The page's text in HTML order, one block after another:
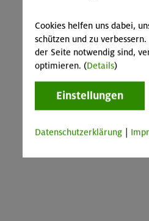
Cookies helfen uns dabei,
schützen und zu
der Seite notwendig sind,
optimieren. (Details)
Einstellungen
Datenschutzerklärung |